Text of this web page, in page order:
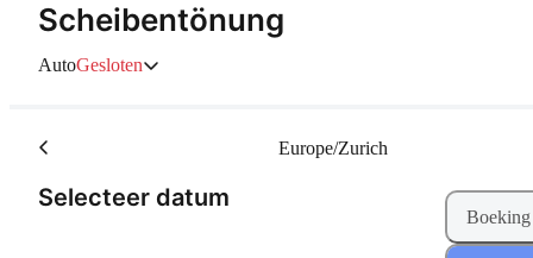
Scheibentönung
AutoGesloten
Selecteer datum
Europe/Zurich
Boeking